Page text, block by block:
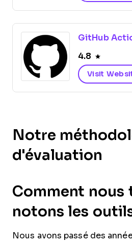
GitHub
4.8
Visit
Notre
d'évaluation
Comment nous
notons les
Nous avons passé des